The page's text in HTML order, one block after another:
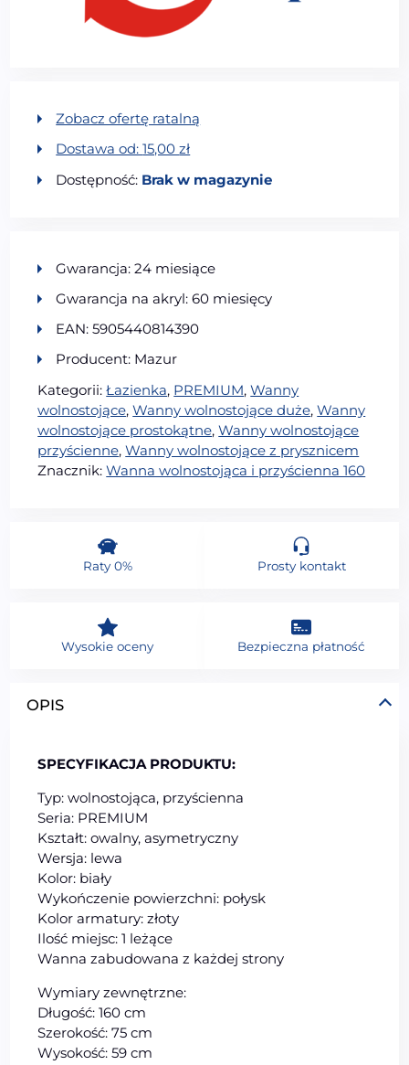
OPIS
SPECYFIKACJA PRODUKTU:
Typ: wolnostojąca, przyścienna
Seria: PREMIUM
Kształt: owalny, asymetryczny
Wersja: lewa
Kolor: biały
Wykończenie powierzchni: połysk
Kolor armatury: złoty
Ilość miejsc: 1 leżące
Wanna zabudowana z każdej strony
Wymiary zewnętrzne:
Długość: 160 cm
Szerokość: 75 cm
Wysokość: 59 cm
Zobacz ofertę ratalną
Dostawa od:15,00zł
Dostępność: Brak w magazynie
Gwarancja: 24 miesiące
Gwarancja na akryl: 60 miesięcy
EAN: 5905440814390
Producent: Mazur
Kategorii:Łazienka, PREMIUM,Wanny
wolnostojące,Wanny wolnostojące duże,Wanny
wolnostojące prostokątne,Wanny wolnostojące
przyścienne,Wanny wolnostojące z prysznicem
Znacznik:Wanna wolnostojąca i przyścienna 160
Raty 0% Prosty kontakt
Wysokie oceny Bezpieczna płatność